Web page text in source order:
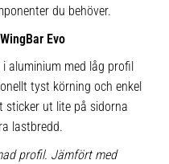
du behöver.
Evo
aluminium med låg profil
tyst körning och enkel
sticker ut lite på sidorna
lastbredd.
profil. Jämfört med